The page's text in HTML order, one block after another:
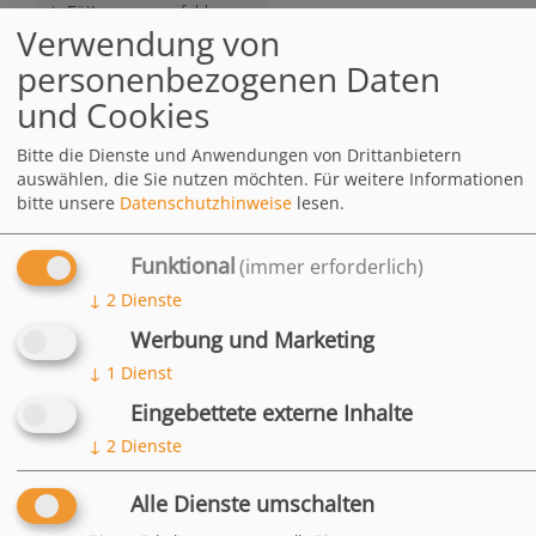
Fütterungsempfehlung
Ruppiner
Luzernecobs
195.8 KB
HÄUFIG
GESTELLTE
FRAGEN
Für welche Pferde sind
Ruppiner Luzernecobs
geeignet?
Ruppiner Luzernecobs
Pferde, …
die sich im
Muskelaufbau
die mittel bis
Verwendung von
personenbezogenen Daten
und Cookies
Bitte die Dienste und Anwendungen von Drittanbietern
auswählen, die Sie nutzen möchten. Für weitere Informationen
bitte unsere Datenschutzhinweise lesen.
Funktional(immer erforderlich)
↓ 2 Dienste
Werbung und Marketing
↓ 1 Dienst
Eingebettete externe Inhalte
↓ 2 Dienste
Alle Dienste umschalten